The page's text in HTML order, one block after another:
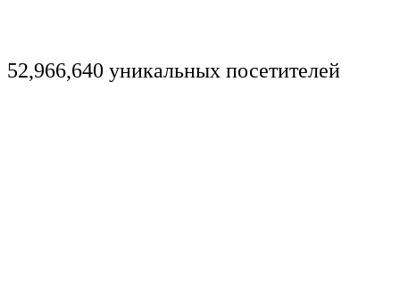
52,966,640 уникальных посетителей